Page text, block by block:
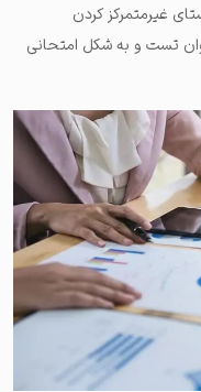
غیرمتمرکز کردن
تست و به شکل امتحانی